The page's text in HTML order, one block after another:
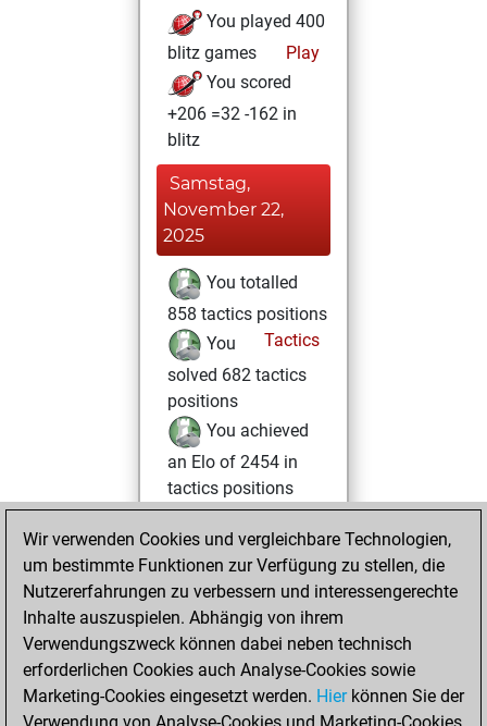
You played 400
blitz games
Play
You scored
+206 =32 -162 in
blitz
Samstag,
November 22,
2025
You totalled
858 tactics positions
Tactics
You
solved 682 tactics
positions
You achieved
an Elo of 2454 in
tactics positions
Dienstag,
Dezember 10,
2024
You learned 1
positions MyMoves
Montag, Mai 30,
Wir verwenden Cookies und vergleichbare Technologien,
um bestimmte Funktionen zur Verfügung zu stellen, die
Nutzererfahrungen zu verbessern und interessengerechte
Inhalte auszuspielen. Abhängig von ihrem
Verwendungszweck können dabei neben technisch
erforderlichen Cookies auch Analyse-Cookies sowie
Marketing-Cookies eingesetzt werden. Hierkönnen Sie der